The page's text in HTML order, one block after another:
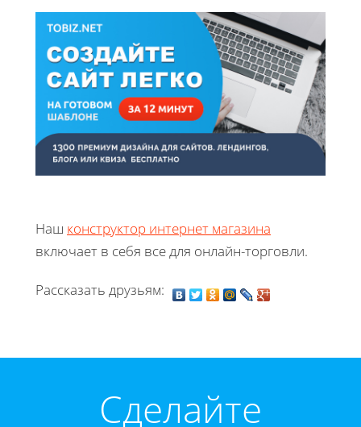
Наш конструктор интернет магазина
включает в себя все для онлайн-торговли.
Рассказать друзьям:
Cделайте